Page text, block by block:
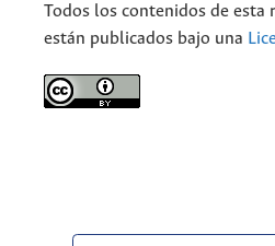
Todos los contenidos de esta
están publicados bajo una